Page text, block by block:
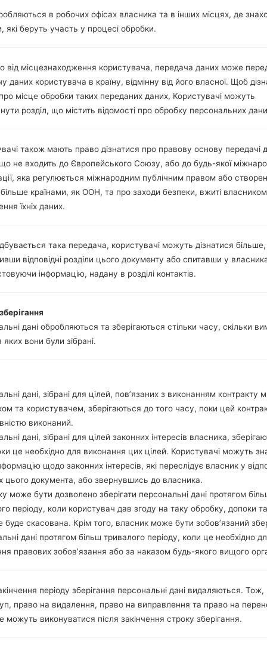
Акамулятор і клавіатура
Li-Ion2800mAh
3.5mm jack
версія 4.0, A2DP, AVRCP,
Так
A-GPS, GLONASS
micro-USB USB 3.1 MHL 2.1,
Wi-Fi 802.11 a/b/g/n/ac,
SM-
Прошивка
ОС
Android Marshmallow
6.0.1
SM-G906L)
в робочих офісах власника та в інших місцях, де
які беруть участь у процесі обробки.
від місцезнаходження користувача, передача даних може
даних користувача в країну, відмінну від його власної. Щоб
місце обробки таких переданих даних, Користувачі можуть
розділ, що містить відомості про обробку персональних
також мають право дізнатися про правову основу передачі
не входить до Європейського Союзу, або до будь-якої
яка регулюється міжнародним публічним правом або
країнами, як ООН, та про заходи безпеки, вжиті
їхніх даних.
така передача, користувачі можуть дізнатися більше,
відповідні розділи цього документу або спитавши у
інформацію, надану в розділі контактів.
дані обробляються та зберігаються стільки часу, скільки
яких вони були зібрані.
дані, зібрані для цілей, пов’язаних з виконанням контракту
та користувачем, зберігаються до того часу, поки цей
виконаний.
дані, зібрані для цілей законних інтересів власника,
це необхідно для виконання цих цілей. Користувачі можуть
щодо законних інтересів, які переслідує власник у
цього документа, або звернувшись до власника.
може бути дозволено зберігати персональні дані протягом
періоду, коли користувач дав згоду на таку обробку, допоки
буде скасована. Крім того, власник може бути зобов’язаний
дані протягом більш тривалого періоду, коли це необхідно
правових зобов’язання або за наказом будь-якого вищого
періоду зберігання персональні дані видаляються.
право на видалення, право на виправлення та право на
можуть виконуватися після закінчення строку зберігання.